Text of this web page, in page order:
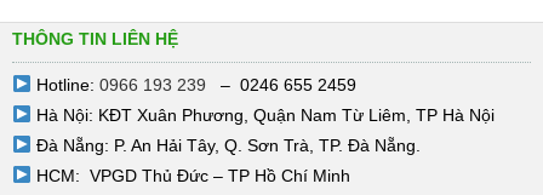
THÔNG TIN LIÊN HỆ
Hotline: 0966 193 239 – 0246 655 2459
Hà Nội: KĐT Xuân Phương, Quận Nam Từ Liêm, TP Hà Nội
Đà Nẵng: P. An Hải Tây, Q. Sơn Trà, TP. Đà Nẵng.
HCM: VPGD Thủ Đức – TP Hồ Chí Minh